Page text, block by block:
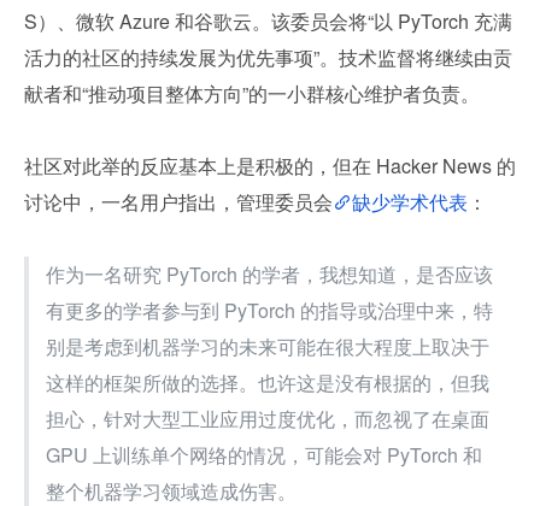
S）、微软 Azure 和谷歌云。该委员会将“以 PyTorch 充满
活力的社区的持续发展为优先事项”。技术监督将继续由贡
献者和“推动项目整体方向”的一小群核心维护者负责。
社区对此举的反应基本上是积极的，但在 Hacker News 的
讨论中，一名用户指出，管理委员会
缺少学术代表 ：
作为一名研究 PyTorch 的学者，我想知道，是否应该
有更多的学者参与到 PyTorch 的指导或治理中来，特
别是考虑到机器学习的未来可能在很大程度上取决于
这样的框架所做的选择。也许这是没有根据的，但我
担心，针对大型工业应用过度优化，而忽视了在桌面
GPU 上训练单个网络的情况，可能会对 PyTorch 和
整个机器学习领域造成伤害。